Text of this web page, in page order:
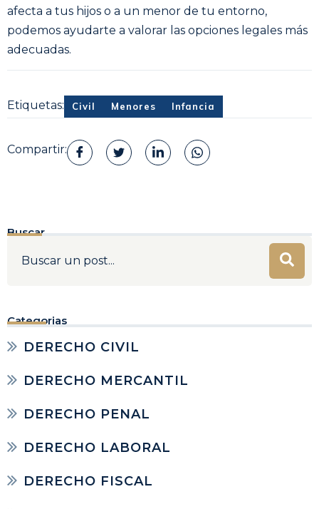
afecta a tus hijos o a un menor de tu entorno,
podemos ayudarte a valorar las opciones legales más
adecuadas.
Etiquetas: Civil Menores Infancia
Compartir:
Buscar
Categorias
DERECHO CIVIL
DERECHO MERCANTIL
DERECHO PENAL
DERECHO LABORAL
DERECHO FISCAL